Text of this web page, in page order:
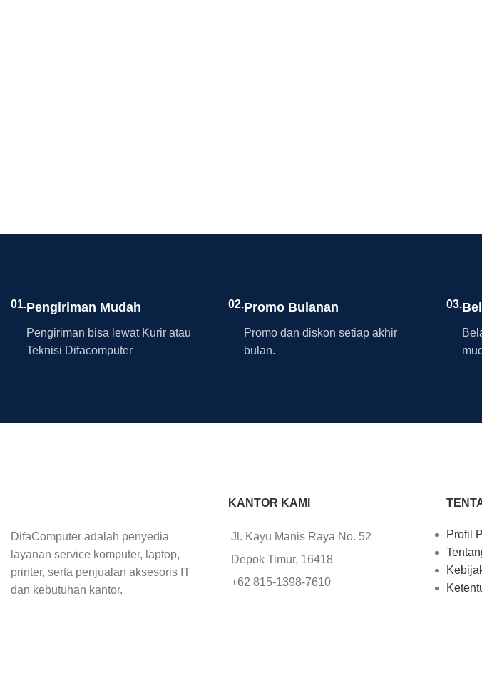
01.Pengiriman Mudah
Pengiriman bisa lewat Kurir atau
Teknisi Difacomputer
02.Promo Bulanan
Promo dan diskon setiap akhir
bulan.
03.
DifaComputer adalah penyedia
layanan service komputer, laptop,
printer, serta penjualan aksesoris IT
dan kebutuhan kantor.
KANTOR KAMI
Jl. Kayu Manis Raya No. 52
Depok Timur, 16418
+62 815-1398-7610
Profil